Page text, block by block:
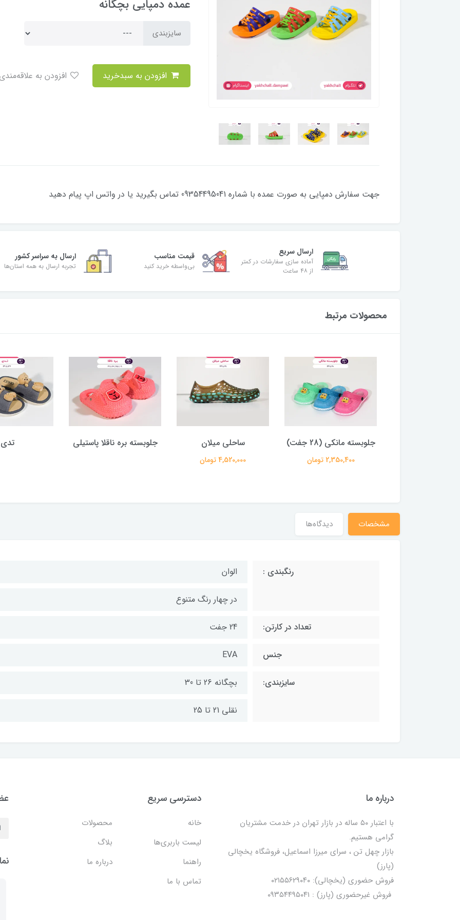
عمده دمپایی بچگانه
سایزبندی
جهت سفارش دمپایی به صورت عمده با شماره 09354495041 تماس بگیرید یا در واتس اپ پیام دهید
ارسال سریع
آماده سازی سفارشات در کمتر
از ۴۸ ساعت
قیمت مناسب
بی‌واسطه خرید کنید
ارسال به سراسر کشور
تجربه ارسال به همه استان‌ها
محصولات مرتبط
جلوبسته مانکی (28 جفت)
2,350,400 تومان
ساحلی میلان
4,520,000 تومان
جلوبسته بره ناقلا پاستیلی تدی
مشخصات دیدگاه‌ها
رنگبندی : الوان
در چهار رنگ متنوع
تعداد در کارتن: 24 جفت
جنس EVA
سایزبندی: بچگانه 26 تا 30
نقلی 21 تا 25
درباره ما
با اعتبار ۵۰ ساله در بازار تهران در خدمت مشتریان
گرامی هستیم.
بازار چهل تن ، سرای میرزا اسماعیل، فروشگاه یخچالی‌
(پارز)
فروش حضوری (یخچالی): ۰۲۱۵۵۶۲۹۰۴۰
فروش غیرحضوری (پارز) : ۰۹۳۵۴۴۹۵۰۴۱
دسترسی سریع
خانه
محصولات
لیست باربری‌ها
بلاگ
راهنما
درباره ما
تماس با ما